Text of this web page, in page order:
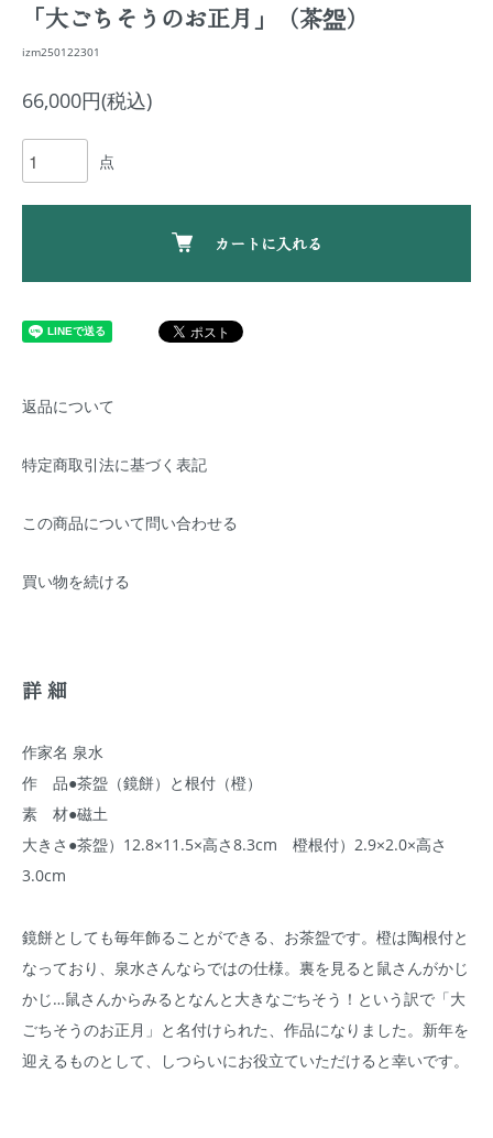
「大ごちそうのお正月」（茶盌）
izm250122301
66,000円(税込)
点
カートに入れる
返品について
特定商取引法に基づく表記
この商品について問い合わせる
買い物を続ける
詳細
作家名 泉水
作 品●茶盌（鏡餅）と根付（橙）
素 材●磁土
大きさ●茶盌）12.8×11.5×高さ8.3cm 橙根付）2.9×2.0×高さ
3.0cm
鏡餅としても毎年飾ることができる、お茶盌です。橙は陶根付と
なっており、泉水さんならではの仕様。裏を見ると鼠さんがかじ
かじ…鼠さんからみるとなんと大きなごちそう！という訳で「大
ごちそうのお正月」と名付けられた、作品になりました。新年を
迎えるものとして、しつらいにお役立ていただけると幸いです。